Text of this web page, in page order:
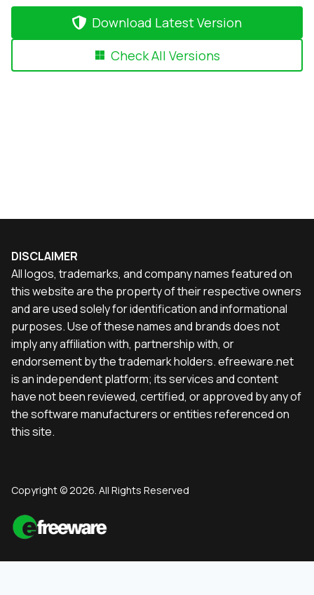
Download Latest Version
Check All Versions
DISCLAIMER
All logos, trademarks, and company names featured on
this website are the property of their respective owners
and are used solely for identification and informational
purposes. Use of these names and brands does not
imply any affiliation with, partnership with, or
endorsement by the trademark holders. efreeware.net
is an independent platform; its services and content
have not been reviewed, certified, or approved by any of
the software manufacturers or entities referenced on
this site.
Copyright © 2026. All Rights Reserved